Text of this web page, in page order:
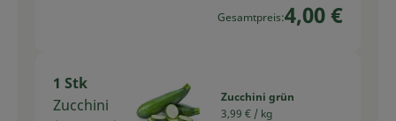
Gesamtpreis:4,00 €
1 Stk
Zucchini
Zucchini grün
3,99 € / kg